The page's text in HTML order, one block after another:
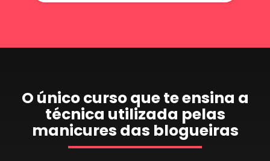
O único curso que te ensina a
técnica utilizada pelas
manicures das blogueiras